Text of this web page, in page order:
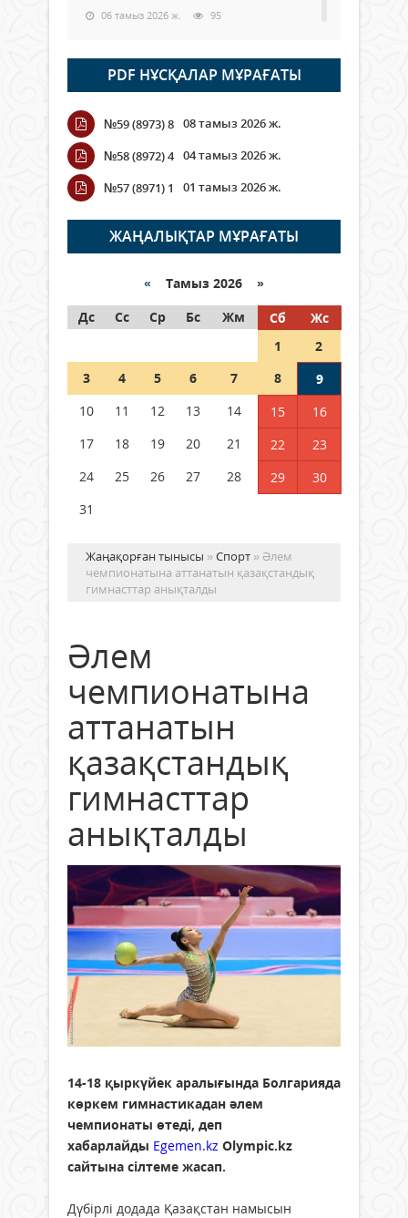
06 тамыз 2026 ж. 95
Open Air: Қызылорда облысы
полиция департаменті 20
мыңнан астам көрерменнің
қауіпсіздігін қамтамасыз етті
06 тамыз 2026 ж.
Wi-Fi ҚАБЫРҒА АРҚЫЛЫ ҚАЛАЙ
ӨТЕДІ?
06 тамыз 2026 ж. 272
граждане Казахстана,
05 тамыз 2026 ж. 154
Шетелде жүрген Қазақстан
азаматтары қалай дауыс бере
PDF НҰСҚАЛАР МҰРАҒАТЫ
№59 (8973) 8 08 тамыз 2026 ж.
№58 (8972) 4 04 тамыз 2026 ж.
№57 (8971) 1
01 тамыз 2026 ж.
ЖАҢАЛЫҚТАР МҰРАҒАТЫ
« Тамыз 2026 »
Дс
Сс Ср Бс Жм Сб
Жс
1
2
3
4 5 6 7 8
9
10
11 12 13 14 15
16
17
18 19 20 21 22
23
24
25 26 27 28 29
30
31
Жаңақорған тынысы »Спорт » Әлем
чемпионатына аттанатын қазақстандық
гимнасттар анықталды
Әлем
чемпионатына
аттанатын
қазақстандық
гимнасттар
анықталды
14-18 қыркүйек аралығында Болгарияда
көркем гимнастикадан әлем
чемпионаты өтеді, деп
хабарлайды Egemen.kz Olympic.kz
сайтына сілтеме жасап.
Дүбірлі додада Қазақстан намысын